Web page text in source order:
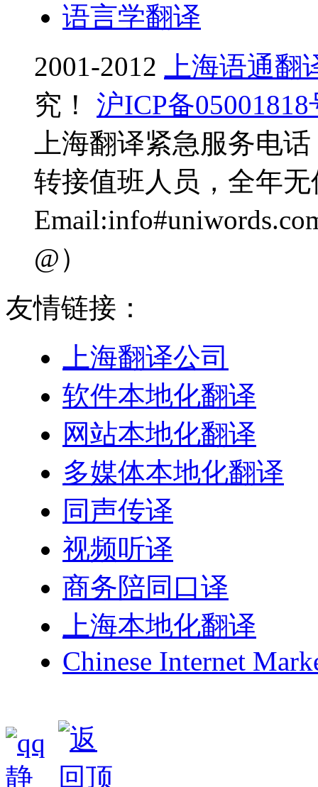
语言学翻译
2001-2012
上海语通
究！
沪ICP备05001818
上海翻译紧急服务电
转接值班人员，全年无
@）
友情链接：
上海翻译公司
软件本地化翻译
网站本地化翻译
多媒体本地化翻译
同声传译
视频听译
商务陪同口译
上海本地化翻译
Chinese Internet